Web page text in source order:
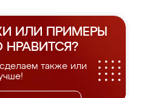
ИЛИ ПРИМЕРЫ
НРАВИТСЯ?
также или